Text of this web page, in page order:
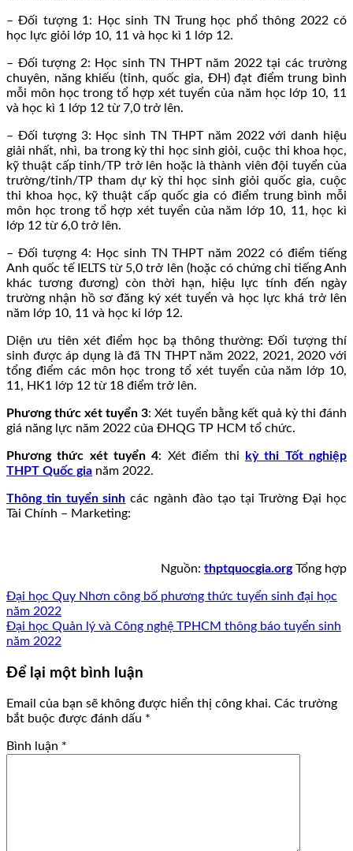
– Đối tượng 1: Học sinh TN Trung học phổ thông 2022 có
học lực giỏi lớp 10, 11 và học kì 1 lớp 12.
– Đối tượng 2: Học sinh TN THPT năm 2022 tại các trường
chuyên, năng khiếu (tỉnh, quốc gia, ĐH) đạt điểm trung bình
mỗi môn học trong tổ hợp xét tuyển của năm học lớp 10, 11
và học kì 1 lớp 12 từ 7,0 trở lên.
– Đối tượng 3: Học sinh TN THPT năm 2022 với danh hiệu
giải nhất, nhì, ba trong kỳ thi học sinh giỏi, cuộc thi khoa học,
kỹ thuật cấp tỉnh/TP trở lên hoặc là thành viên đội tuyển của
trường/tỉnh/TP tham dự kỳ thi học sinh giỏi quốc gia, cuộc
thi khoa học, kỹ thuật cấp quốc gia có điểm trung bình mỗi
môn học trong tổ hợp xét tuyển của năm lớp 10, 11, học kì
lớp 12 từ 6,0 trở lên.
– Đối tượng 4: Học sinh TN THPT năm 2022 có điểm tiếng
Anh quốc tế IELTS từ 5,0 trở lên (hoặc có chứng chỉ tiếng Anh
khác tương đương) còn thời hạn, hiệu lực tính đến ngày
trường nhận hồ sơ đăng ký xét tuyển và học lực khá trở lên
năm lớp 10, 11 và học ki lớp 12.
Diện ưu tiên xét điểm học bạ thông thường: Đối tượng thí
sinh được áp dụng là đã TN THPT năm 2022, 2021, 2020 với
tổng điểm các môn học trong tổ xét tuyển của năm lớp 10,
11, HK1 lớp 12 từ 18 điểm trở lên.
Phương thức xét tuyển 3: Xét tuyển bằng kết quả kỳ thi đánh
giá năng lực năm 2022 của ĐHQG TP HCM tổ chức.
Phương thức xét tuyển 4: Xét điểm thi
kỳ thi Tốt nghiệp
THPT Quốc gia năm 2022.
Thông tin tuyển sinh các ngành đào tạo tại Trường Đại học
Tài Chính – Marketing:
Nguồn: thptquocgia.orgTổng hợp
Đại học Quy Nhơn công bố phương thức tuyển sinh đại học
năm 2022
Đại học Quản lý và Công nghệ TPHCM thông báo tuyển sinh
năm 2022
Để lại một bình luận
Email của bạn sẽ không được hiển thị công khai. Các trường
bắt buộc được đánh dấu *
Bình luận *